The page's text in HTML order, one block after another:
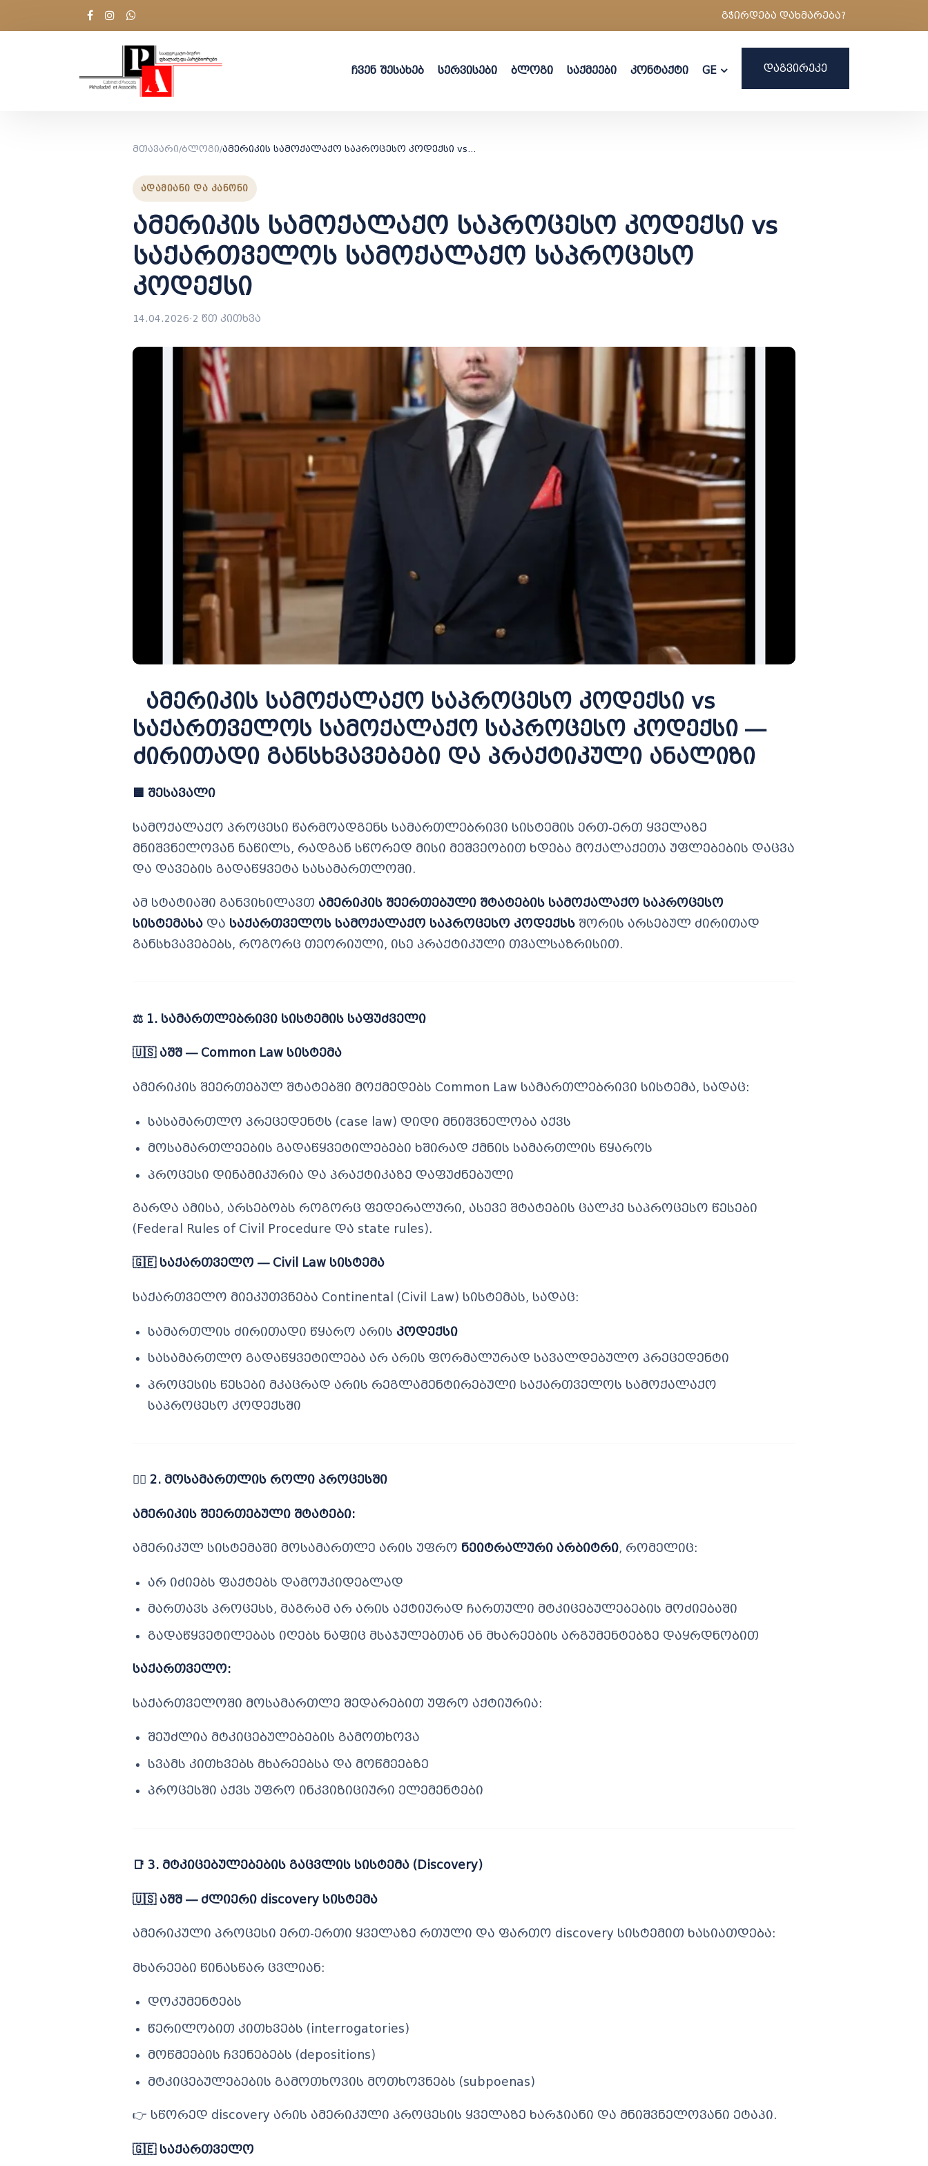
გჭირდება დახმარება?
ჩვენ შესახებ სერვისები ბლოგი საქმეები კონტაქტი GE ᲓᲐᲒᲕᲘᲠᲔᲙᲔ
მთავარი/ბლოგი/ ამერიკის სამოქალაქო საპროცესო კოდექსი vs საქართველოს სამოქალაქო საპროცესო კოდექსი
ᲐᲓᲐᲛᲘᲐᲜᲘ ᲓᲐ ᲙᲐᲜᲝᲜᲘ
ამერიკის სამოქალაქო საპროცესო კოდექსი vs
საქართველოს სამოქალაქო საპროცესო
კოდექსი
14.04.2026·2 წთ კითხვა
ამერიკის სამოქალაქო საპროცესო კოდექსი vs
საქართველოს სამოქალაქო საპროცესო კოდექსი —
ძირითადი განსხვავებები და პრაქტიკული ანალიზი
შესავალი
სამოქალაქო პროცესი წარმოადგენს სამართლებრივი სისტემის ერთ-ერთ ყველაზე
მნიშვნელოვან ნაწილს, რადგან სწორედ მისი მეშვეობით ხდება მოქალაქეთა უფლებების დაცვა
და დავების გადაწყვეტა სასამართლოში.
ამ სტატიაში განვიხილავთ ამერიკის შეერთებული შტატების სამოქალაქო საპროცესო
სისტემასა და საქართველოს სამოქალაქო საპროცესო კოდექსს შორის არსებულ ძირითად
განსხვავებებს, როგორც თეორიული, ისე პრაქტიკული თვალსაზრისით.
⚖ ️ 1. სამართლებრივი სისტემის საფუძველი
🇺🇸აშშ — Common Law სისტემა
ამერიკის შეერთებულ შტატებში მოქმედებს Common Law სამართლებრივი სისტემა, სადაც:
სასამართლო პრეცედენტს (case law) დიდი მნიშვნელობა აქვს
მოსამართლეების გადაწყვეტილებები ხშირად ქმნის სამართლის წყაროს
პროცესი დინამიკურია და პრაქტიკაზე დაფუძნებული
გარდა ამისა, არსებობს როგორც ფედერალური, ასევე შტატების ცალკე საპროცესო წესები
(Federal Rules of Civil Procedure და state rules).
🇬🇪საქართველო — Civil Law სისტემა
საქართველო მიეკუთვნება Continental (Civil Law) სისტემას, სადაც:
სამართლის ძირითადი წყარო არის კოდექსი
სასამართლო გადაწყვეტილება არ არის ფორმალურად სავალდებულო პრეცედენტი
პროცესის წესები მკაცრად არის რეგლამენტირებული საქართველოს სამოქალაქო
საპროცესო კოდექსში
👨 ️ 2. მოსამართლის როლი პროცესში
ამერიკის შეერთებული შტატები:
ამერიკულ სისტემაში მოსამართლე არის უფრო ნეიტრალური არბიტრი, რომელიც:
არ იძიებს ფაქტებს დამოუკიდებლად
მართავს პროცესს, მაგრამ არ არის აქტიურად ჩართული მტკიცებულებების მოძიებაში
გადაწყვეტილებას იღებს ნაფიც მსაჯულებთან ან მხარეების არგუმენტებზე დაყრდნობით
საქართველო:
საქართველოში მოსამართლე შედარებით უფრო აქტიურია:
შეუძლია მტკიცებულებების გამოთხოვა
სვამს კითხვებს მხარეებსა და მოწმეებზე
პროცესში აქვს უფრო ინკვიზიციური ელემენტები
📑 3. მტკიცებულებების გაცვლის სისტემა (Discovery)
🇺🇸აშშ — ძლიერი discovery სისტემა
ამერიკული პროცესი ერთ-ერთი ყველაზე რთული და ფართო discovery სისტემით ხასიათდება:
მხარეები წინასწარ ცვლიან:
დოკუმენტებს
წერილობით კითხვებს (interrogatories)
მოწმეების ჩვენებებს (depositions)
მტკიცებულებების გამოთხოვის მოთხოვნებს (subpoenas)
👉 სწორედ discovery არის ამერიკული პროცესის ყველაზე ხარჯიანი და მნიშვნელოვანი ეტაპი.
🇬🇪საქართველო